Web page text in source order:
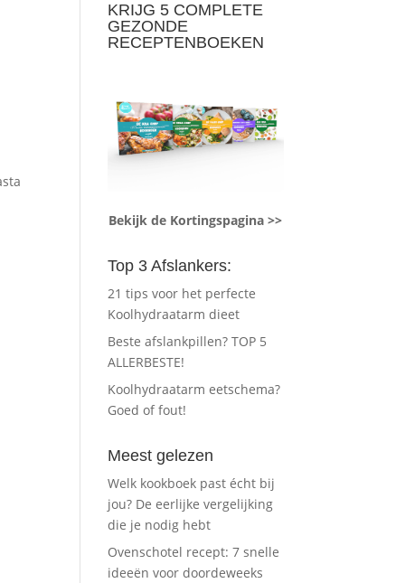
KRIJG 5 COMPLETE
GEZONDE
RECEPTENBOEKEN
Bekijk de Kortingspagina >>
Top 3 Afslankers:
21 tips voor het perfecte
Koolhydraatarm dieet
Beste afslankpillen? TOP 5
ALLERBESTE!
Koolhydraatarm eetschema?
Goed of fout!
Meest gelezen
Welk kookboek past écht bij
jou? De eerlijke vergelijking
die je nodig hebt
Ovenschotel recept: 7 snelle
ideeën voor doordeweeks